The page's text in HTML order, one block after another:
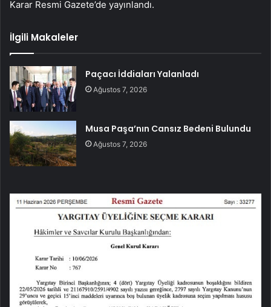
Karar Resmi Gazete’de yayınlandı.
İlgili Makaleler
Paçacı İddiaları Yalanladı
Ağustos 7, 2026
Musa Paşa’nın Cansız Bedeni Bulundu
Ağustos 7, 2026